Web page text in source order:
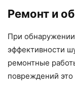
Ремонт и
При
эффективности
ремонтные
повреждений